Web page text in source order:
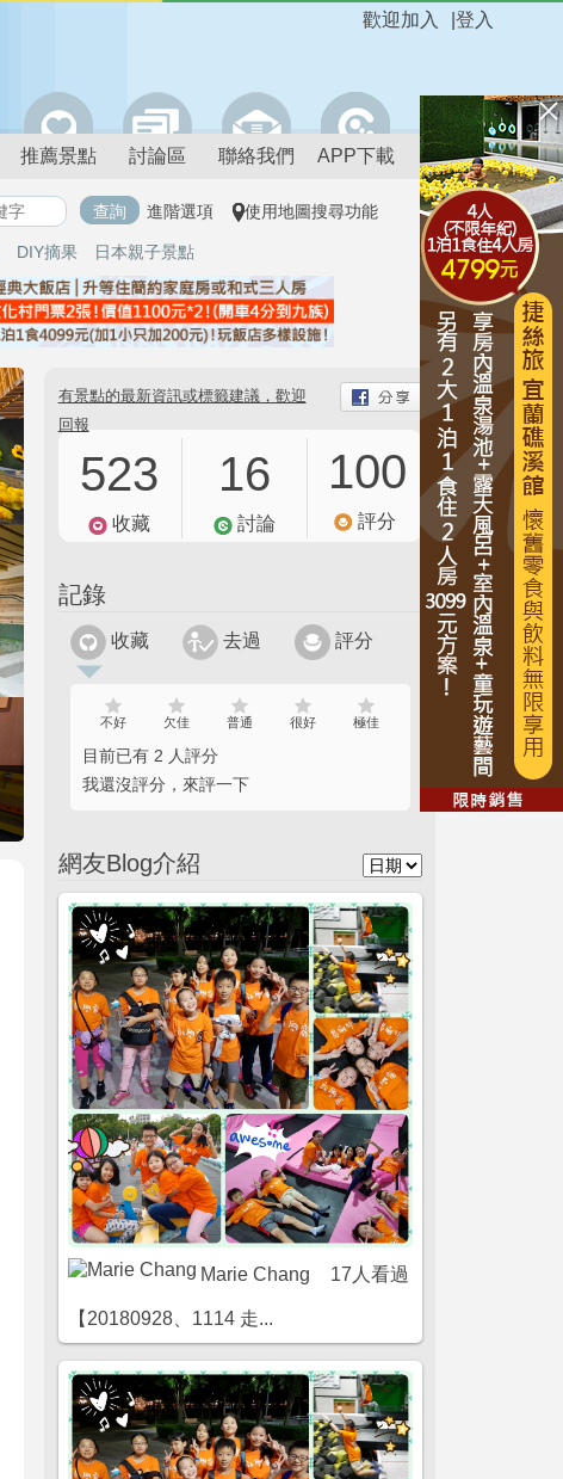
登入
歡迎加入
推薦景點 討論區 聯絡我們 APP下載
進階選項 使用地圖搜尋功能
DIY摘果 日本親子景點
有景點的最新資訊或標籤建議，歡迎
回報
523
收藏
16
討論
100
評分
記錄
收藏 去過 評分
不好 欠佳 普通 很好 極佳
目前已有 2 人評分
我還沒評分，來評一下
網友Blog介紹
Marie Chang 17人看過
【20180928、1114 走...